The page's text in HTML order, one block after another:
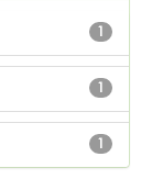
1
1
1